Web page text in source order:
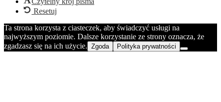
Resetuj
Ta strona korzysta z ciasteczek, aby świadczyć usługi na
najwyższym poziomie. Dalsze korzystanie ze strony oznacza, że
zgadzasz się na ich użycie. Zgoda Polityka prywatności